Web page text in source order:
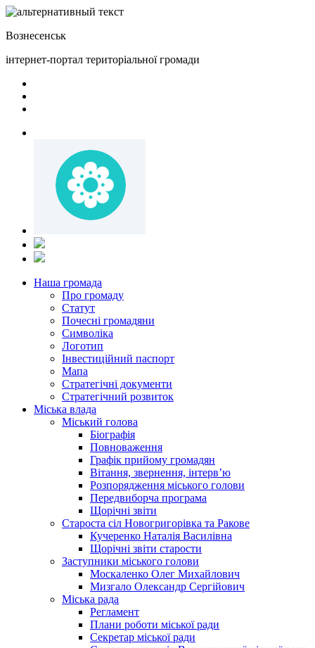
Вознесенськ
інтернет-портал територіальної громади
Наша громада
Про громаду
Статут
Почесні громадяни
Символіка
Логотип
Інвестиційний паспорт
Мапа
Стратегічні документи
Стратегічний розвиток
Міська влада
Міський голова
Біографія
Повноваження
Графік прийому громадян
Вітання, звернення, інтерв’ю
Розпорядження міського голови
Передвиборча програма
Щорічні звіти
Староста сіл Новогригорівка та Ракове
Кучеренко Наталія Василівна
Щорічні звіти старости
Заступники міського голови
Москаленко Олег Михайлович
Мизгало Олександр Сергійович
Міська рада
Регламент
Плани роботи міської ради
Секретар міської ради